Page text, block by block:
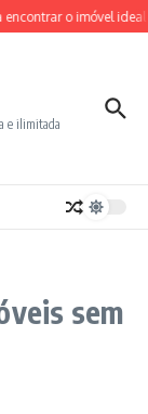
encontrar o imóvel
e ilimitada
sem